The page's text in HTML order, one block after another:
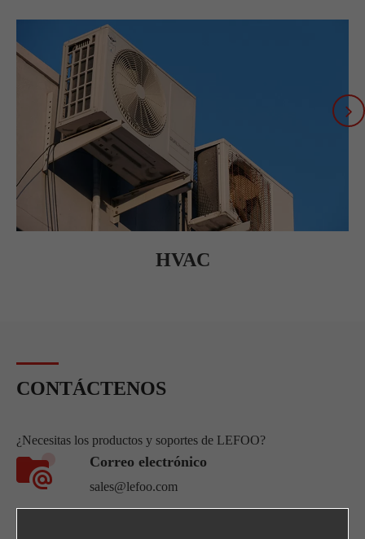
HVAC
CONTÁCTENOS
¿Necesitas los productos y soportes de LEFOO?
Correo electrónico
sales@lefoo.com